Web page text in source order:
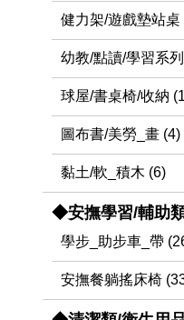
健力架/遊戲墊站桌
幼教/點讀/學習系
球屋/書桌椅/收納
圖布書/美勞_畫 (4)
黏土/軟_積木 (6)
◆安撫學習/輔助
學步_助步車_帶
安撫餐躺搖床椅